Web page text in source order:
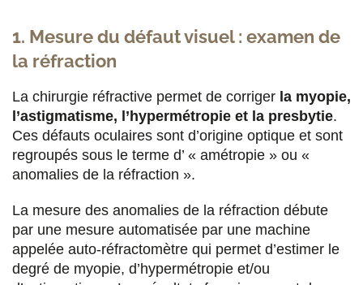
1. Mesure du défaut visuel : examen de
la réfraction
La chirurgie réfractive permet de corriger la myopie,
l’astigmatisme, l’hypermétropie et la presbytie.
Ces défauts oculaires sont d’origine optique et sont
regroupés sous le terme d’ « amétropie » ou «
anomalies de la réfraction ».
La mesure des anomalies de la réfraction débute
par une mesure automatisée par une machine
appelée auto-réfractomètre qui permet d’estimer le
degré de myopie, d’hypermétropie et/ou